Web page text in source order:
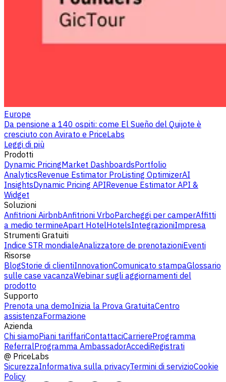
Europe
Da pensione a 140 ospiti: come El Sueño del Quijote è
cresciuto con Avirato e PriceLabs
Leggi di più
Prodotti
Dynamic PricingMarket DashboardsPortfolio
AnalyticsRevenue Estimator ProListing OptimizerAI
InsightsDynamic Pricing APIRevenue Estimator API &
Widget
Soluzioni
Anfitrioni AirbnbAnfitrioni VrboParcheggi per camperAffitti
a medio termineApart HotelHotelsIntegrazioniImpresa
Strumenti Gratuiti
Indice STR mondialeAnalizzatore de prenotazioniEventi
Risorse
BlogStorie di clientiInnovationComunicato stampaGlossario
sulle case vacanzaWebinar sugli aggiornamenti del
prodotto
Supporto
Prenota una demoInizia la Prova GratuitaCentro
assistenzaFormazione
Azienda
Chi siamoPiani tariffariContattaciCarriereProgramma
ReferralProgramma AmbassadorAccediRegistrati
@ PriceLabs
SicurezzaInformativa sulla privacyTermini di servizioCookie
Policy